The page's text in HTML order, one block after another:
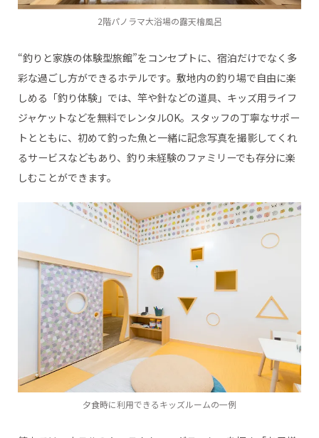
2階パノラマ大浴場の露天檜風呂
“釣りと家族の体験型旅館”をコンセプトに、宿泊だけでなく多
彩な過ごし方ができるホテルです。敷地内の釣り場で自由に楽
しめる「釣り体験」では、竿や針などの道具、キッズ用ライフ
ジャケットなどを無料でレンタルOK。スタッフの丁寧なサポー
トとともに、初めて釣った魚と一緒に記念写真を撮影してくれ
るサービスなどもあり、釣り未経験のファミリーでも存分に楽
しむことができます。
夕食時に利用できるキッズルームの一例